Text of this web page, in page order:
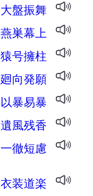
大盤振舞
燕巣幕上
猿号擁柱
廻向発願
以暴易暴
遺風残香
一徹短慮
衣装道楽